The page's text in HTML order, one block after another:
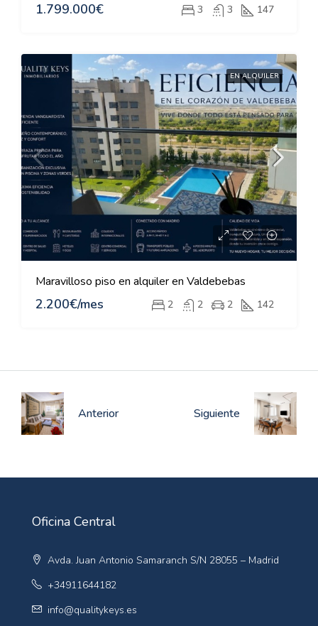
1.799.000€ 3 3 147
EN ALQUILER
Maravilloso piso en alquiler en Valdebebas
2.200€/mes 2 2 2 142
Anterior Siguiente
Oficina Central
Avda. Juan Antonio Samaranch S/N 28055 – Madrid
+34911644182
info@qualitykeys.es